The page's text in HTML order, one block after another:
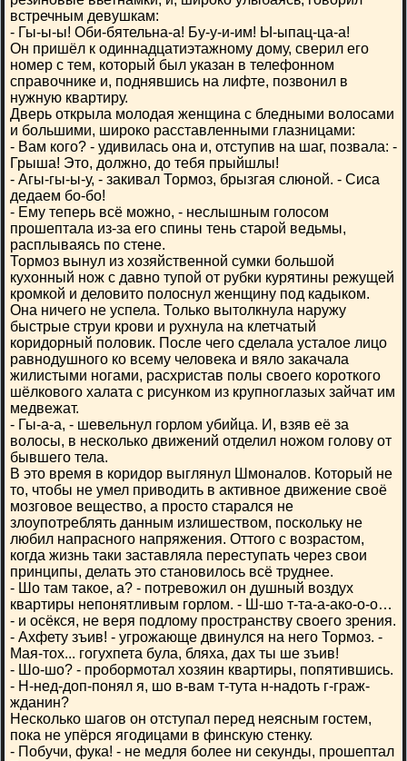
встречным девушкам:
- Гы-ы-ы! Оби-бятельна-а! Бу-у-и-им! Ы-ыпац-ца-а!
Он пришёл к одиннадцатиэтажному дому, сверил его
номер с тем, который был указан в телефонном
справочнике и, поднявшись на лифте, позвонил в
нужную квартиру.
Дверь открыла молодая женщина с бледными волосами
и большими, широко расставленными глазницами:
- Вам кого? - удивилась она и, отступив на шаг, позвала: -
Грыша! Это, должно, до тебя прыйшлы!
- Агы-гы-ы-у, - закивал Тормоз, брызгая слюной. - Сиса
дедаем бо-бо!
- Ему теперь всё можно, - неслышным голосом
прошептала из-за его спины тень старой ведьмы,
расплываясь по стене.
Тормоз вынул из хозяйственной сумки большой
кухонный нож с давно тупой от рубки курятины режущей
кромкой и деловито полоснул женщину под кадыком.
Она ничего не успела. Только вытолкнула наружу
быстрые струи крови и рухнула на клетчатый
коридорный половик. После чего сделала усталое лицо
равнодушного ко всему человека и вяло закачала
жилистыми ногами, расхристав полы своего короткого
шёлкового халата с рисунком из крупноглазых зайчат им
медвежат.
- Гы-а-а, - шевельнул горлом убийца. И, взяв её за
волосы, в несколько движений отделил ножом голову от
бывшего тела.
В это время в коридор выглянул Шмоналов. Который не
то, чтобы не умел приводить в активное движение своё
мозговое вещество, а просто старался не
злоупотреблять данным излишеством, поскольку не
любил напрасного напряжения. Оттого с возрастом,
когда жизнь таки заставляла переступать через свои
принципы, делать это становилось всё труднее.
- Шо там такое, а? - потревожил он душный воздух
квартиры непонятливым горлом. - Ш-шо т-та-а-ако-о-о…
- и осёкся, не веря подлому пространству своего зрения.
- Ахфету зъив! - угрожающе двинулся на него Тормоз. -
Мая-тох... гогухпета була, бляха, дах ты ше зъив!
- Шо-шо? - пробормотал хозяин квартиры, попятившись.
- Н-нед-доп-понял я, шо в-вам т-тута н-надоть г-граж-
жданин?
Несколько шагов он отступал перед неясным гостем,
пока не упёрся ягодицами в финскую стенку.
- Побучи, фука! - не медля более ни секунды, прошептал